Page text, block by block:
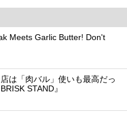
Meets Garlic Butter! Don't
は「肉バル」使いも最高だっ
STAND』